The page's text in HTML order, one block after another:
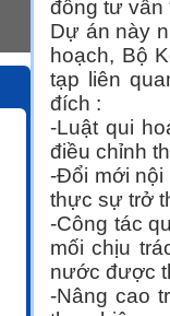
đồng tư vấn
Dự án này
hoạch, Bộ
tạp liên
đích :
-Luật qui
điều chỉnh
-Đổi mới nội
thực sự trở
-Công tác
mối chịu
nước được
-Nâng cao